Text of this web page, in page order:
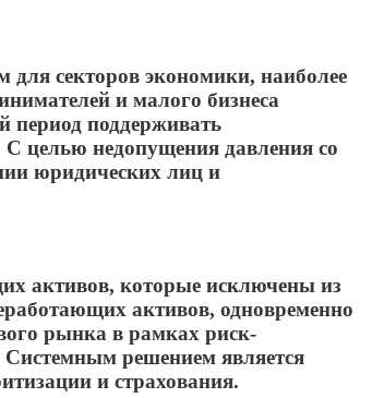
секторов экономики, наиболее
и малого бизнеса
период поддерживать
целью недопущения давления со
юридических лиц и
активов, которые исключены из
активов, одновременно
рынка в рамках риск-
Системным решением является
и страхования.